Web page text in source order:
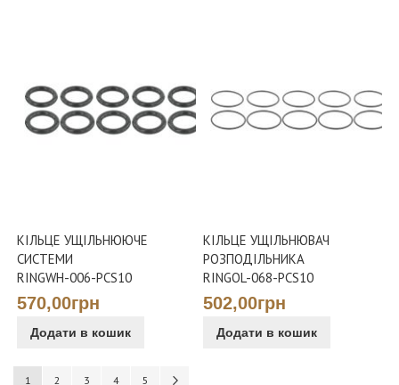
КІЛЬЦЕ УЩІЛЬНЮЮЧЕ
СИСТЕМИ
RINGWH-006-PCS10
570,00грн
Додати в кошик
КІЛЬЦЕ УЩІЛЬНЮВАЧ
РОЗПОДІЛЬНИКА
RINGOL-068-PCS10
502,00грн
Додати в кошик
Сторінка
You're currently reading page
1 Сторінка
2 Сторінка
3 Сторінка
4 Сторінка
5